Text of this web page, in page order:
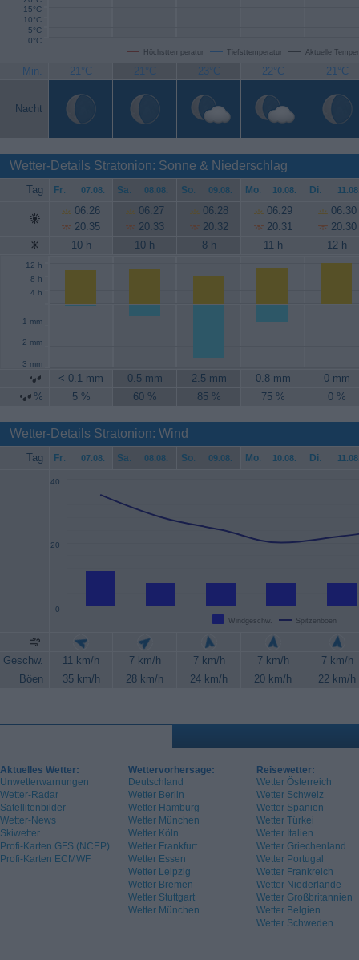
Höchsttemperatur Tiefsttemperatur Aktuelle
0°C
5°C
10°C
15°C
Min. 21°C 21°C 23°C 22°C 21°C
Nacht
Wetter-Details Stratonion: Sonne & Niederschlag
Tag Fr. 07.08. Sa. 08.08. So. 09.08. Mo. 10.08. Di.
06:26
20:35
06:27
20:33
06:28
20:32
06:29
20:31
06:30
20:30
10 h
10 h 8 h 11 h 12 h
4 h
8 h
12 h
1 mm
2 mm
3 mm
< 0.1 mm 0.5 mm 2.5 mm 0.8 mm
0 mm
%
5 % 60 % 85 % 75 % 0 %
Wetter-Details Stratonion: Wind
Tag Fr. 07.08. Sa. 08.08. So. 09.08. Mo. 10.08. Di.
Windgeschw. Spitzenböen
0
20
40
Geschw. 11 km/h 7 km/h 7 km/h 7 km/h
7 km/h
Böen
35 km/h 28 km/h 24 km/h 20 km/h 22 km/h
Aktuelles Wetter:
Unwetterwarnungen
Wetter-Radar
Satellitenbilder
Wetter-News
Skiwetter
Profi-Karten GFS (NCEP)
Profi-Karten ECMWF
Wettervorhersage:
Deutschland
Wetter Berlin
Wetter Hamburg
Wetter München
Wetter Köln
Wetter Frankfurt
Wetter Essen
Wetter Leipzig
Wetter Bremen
Wetter Stuttgart
Wetter München
Reisewetter:
Wetter Österreich
Wetter Schweiz
Wetter Spanien
Wetter Türkei
Wetter Italien
Wetter Griechenland
Wetter Portugal
Wetter Frankreich
Wetter Niederlande
Wetter Großbritannien
Wetter Belgien
Wetter Schweden